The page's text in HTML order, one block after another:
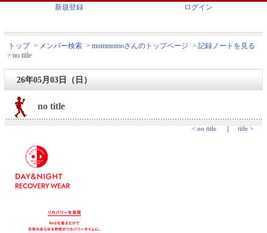
新規登録 ログイン
トップ > メンバー検索 > mommomoさんのトップページ > 記録ノートを見る
> no title
26年05月03日（日）
no title
< no title ｜ title >